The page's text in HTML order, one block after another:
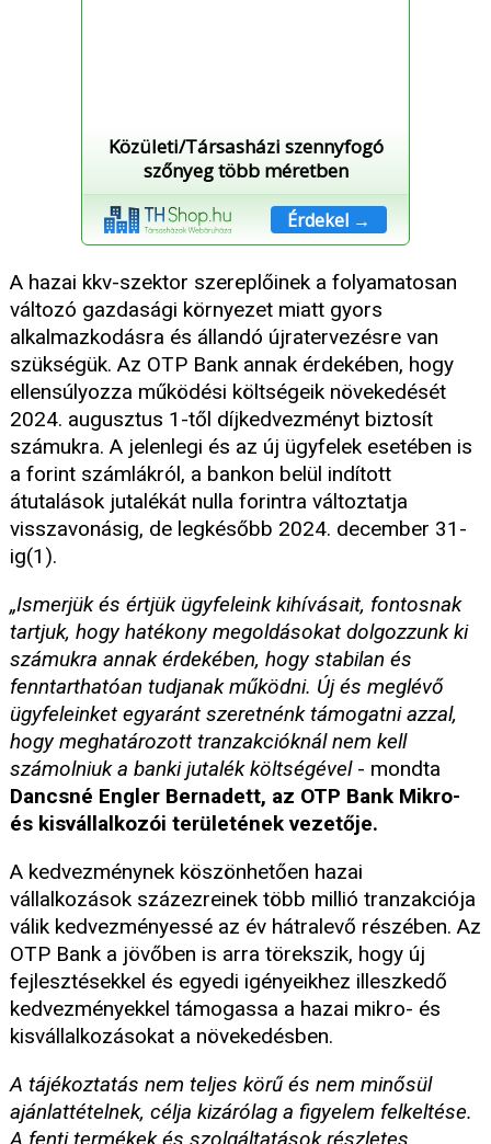
Közületi/Társasházi szennyfogó
szőnyeg több méretben
Érdekel →
A hazai kkv-szektor szereplőinek a folyamatosan
változó gazdasági környezet miatt gyors
alkalmazkodásra és állandó újratervezésre van
szükségük. Az OTP Bank annak érdekében, hogy
ellensúlyozza működési költségeik növekedését
2024. augusztus 1-től díjkedvezményt biztosít
számukra. A jelenlegi és az új ügyfelek esetében is
a forint számlákról, a bankon belül indított
átutalások jutalékát nulla forintra változtatja
visszavonásig, de legkésőbb 2024. december 31-
ig(1).
„Ismerjük és értjük ügyfeleink kihívásait, fontosnak
tartjuk, hogy hatékony megoldásokat dolgozzunk ki
számukra annak érdekében, hogy stabilan és
fenntarthatóan tudjanak működni. Új és meglévő
ügyfeleinket egyaránt szeretnénk támogatni azzal,
hogy meghatározott tranzakcióknál nem kell
számolniuk a banki jutalék költségével - mondta
Dancsné Engler Bernadett, az OTP Bank Mikro-
és kisvállalkozói területének vezetője.
A kedvezménynek köszönhetően hazai
vállalkozások százezreinek több millió tranzakciója
válik kedvezményessé az év hátralevő részében. Az
OTP Bank a jövőben is arra törekszik, hogy új
fejlesztésekkel és egyedi igényeikhez illeszkedő
kedvezményekkel támogassa a hazai mikro- és
kisvállalkozásokat a növekedésben.
A tájékoztatás nem teljes körű és nem minősül
ajánlattételnek, célja kizárólag a figyelem felkeltése.